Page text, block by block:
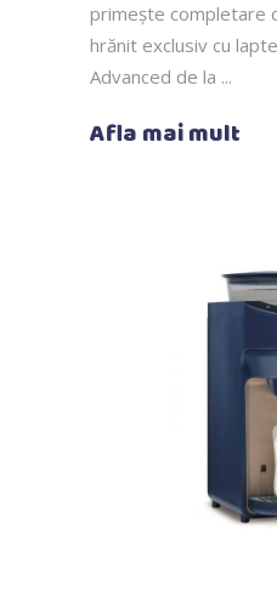
primește completare
hrănit exclusiv cu
Advanced de la
Afla mai mult